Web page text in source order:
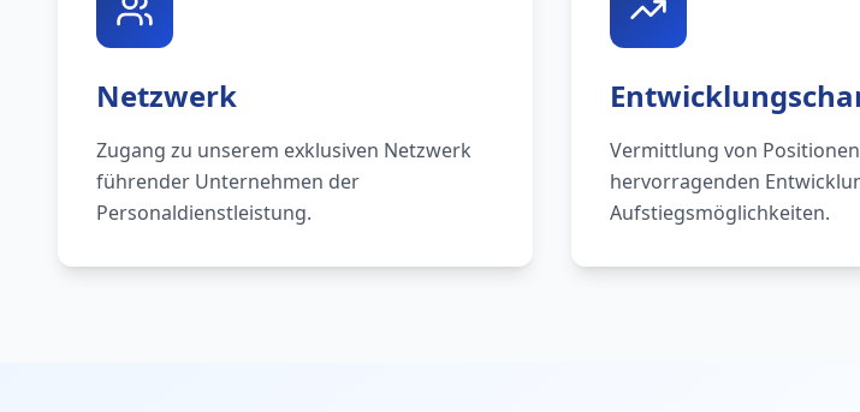
Netzwerk
Zugang zu unserem exklusiven Netzwerk
führender Unternehmen der
Personaldienstleistung.
Vermittlung von
hervorragenden
Aufstiegsmöglichkeiten.